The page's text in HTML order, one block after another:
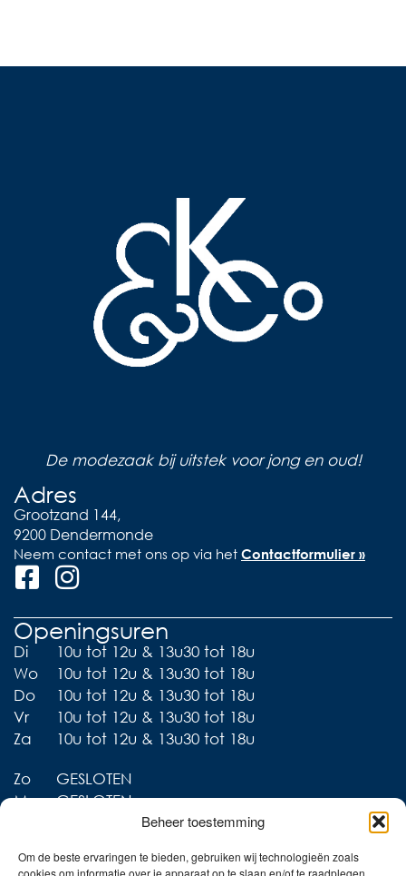
Beheer toestemming
Om de beste ervaringen te bieden, gebruiken wij technologieën zoals
cookies om informatie over je apparaat op te slaan en/of te raadplegen.
De modezaak bij uitstek voor jong en oud!
Adres
Grootzand 144,
9200 Dendermonde
Neem contact met ons op via het Contactformulier »
Openingsuren
Di
10u tot 12u & 13u30 tot 18u
Wo
10u tot 12u & 13u30 tot 18u
Do
10u tot 12u & 13u30 tot 18u
Vr
10u tot 12u & 13u30 tot 18u
Za
10u tot 12u & 13u30 tot 18u
Zo
GESLOTEN
Ma
GESLOTEN